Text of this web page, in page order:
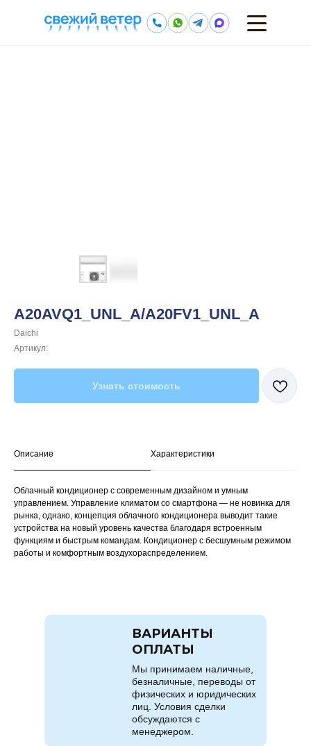
A20AVQ1_UNL_A/A20FV1_UNL_A
Daichi
Артикул:
Узнать стоимость
Описание Характеристики
Облачный кондиционер с современным дизайном и умным
управлением. Управление климатом со смартфона — не новинка для
рынка, однако, концепция облачного кондиционера выводит такие
устройства на новый уровень качества благодаря встроенным
функциям и быстрым командам. Кондиционер с бесшумным режимом
работы и комфортным воздухораспределением.
Мы принимаем наличные,
безналичные, переводы от
физических и юридических
лиц. Условия сделки
обсуждаются с
менеджером.
ВАРИАНТЫ
ОПЛАТЫ